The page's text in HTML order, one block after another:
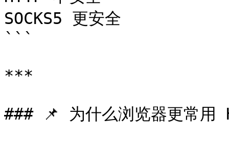
SOCKS5 更安全
```
***
### 📌 为什么浏览器更常用